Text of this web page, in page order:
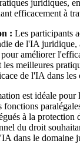
juridiques,
efficacement à
: Les participants
de l'IA juridique,
améliorer
meilleures
de l'IA dans les
est idéale pour
fonctions
à la protection
du droit
dans le domaine